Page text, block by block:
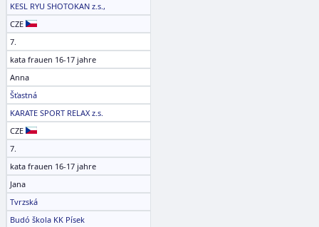
KESL RYU SHOTOKAN z.s.,
CZE
7.
kata frauen 16-17 jahre
Anna
Šťastná
KARATE SPORT RELAX z.s.
CZE
7.
kata frauen 16-17 jahre
Jana
Tvrzská
Budó škola KK Písek